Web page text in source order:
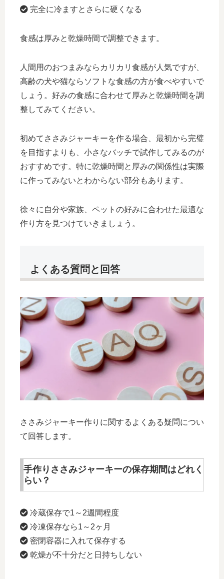
完全に冷ますとさらに硬くなる
食感は厚みと乾燥時間で調整できます。
人間用のおつまみならカリカリ食感が人気ですが、
高齢の犬や猫ならソフトな食感の方が食べやすいで
しょう。好みの食感に合わせて厚みと乾燥時間を調
整してみてください。
初めてささみジャーキーを作る場合、最初から完璧
を目指すよりも、小さなバッチで試作してみるのが
おすすめです。特に乾燥時間と厚みの関係性は実際
に作ってみないとわからない部分もあります。
徐々に自分や家族、ペットの好みに合わせた最適な
作り方を見つけていきましょう。
よくある質問と回答
ささみジャーキー作りに関するよくある疑問につい
て回答します。
手作りささみジャーキーの保存期間はどれく
らい？
冷蔵保存で1～2週間程度
冷凍保存なら1～2ヶ月
密閉容器に入れて保存する
乾燥が不十分だと日持ちしない